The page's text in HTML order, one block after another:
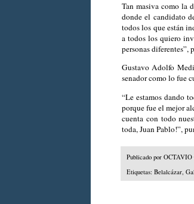
Tan masiva como la
donde el candidato
todos los que están
a todos los quiero
personas diferentes”,
Gustavo Adolfo
senador como lo fue
“Le estamos dando
porque fue el mejor
cuenta con todo
toda, Juan Pablo!”,
Publicado por
Etiquetas: Belalcázar,